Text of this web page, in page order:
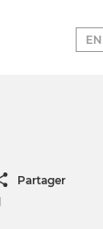
Partager